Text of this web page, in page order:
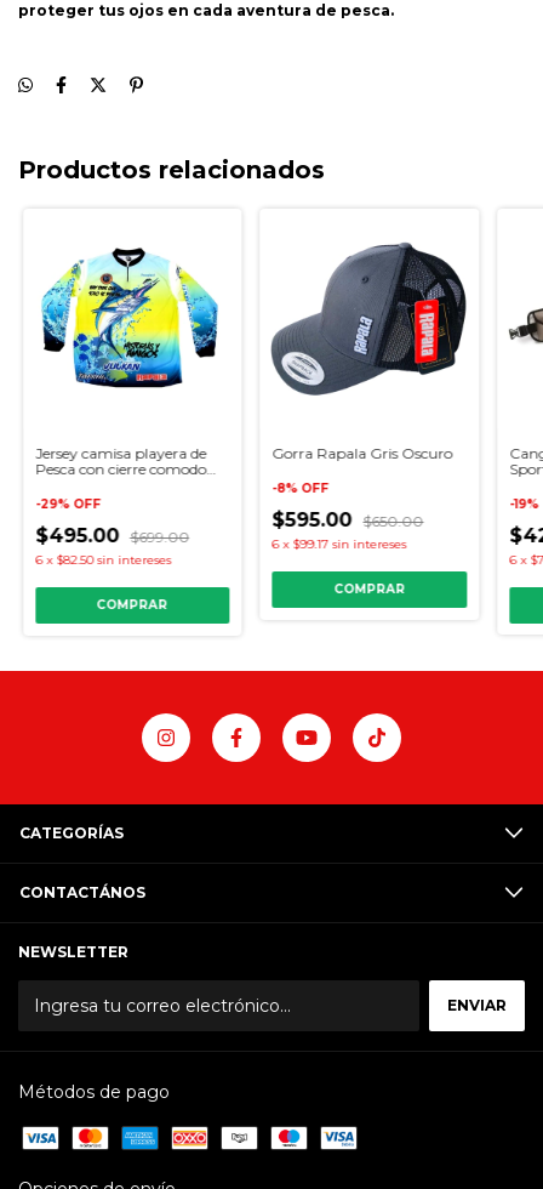
proteger tus ojos en cada aventura de pesca.
Productos relacionados
Jersey camisa playera de
Pesca con cierre comodo
-29% OFF
$495.00 $699.00
6 x $82.50 sin intereses
COMPRAR
Gorra Rapala Gris Oscuro
-8% OFF
$595.00 $650.00
6 x $99.17 sin intereses
-19%
6 x
CATEGORÍAS
CONTACTÁNOS
NEWSLETTER
Métodos de pago